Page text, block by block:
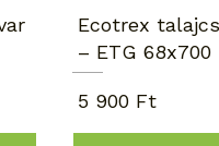
Ecotrex
– ETG 68x700
5 900 Ft